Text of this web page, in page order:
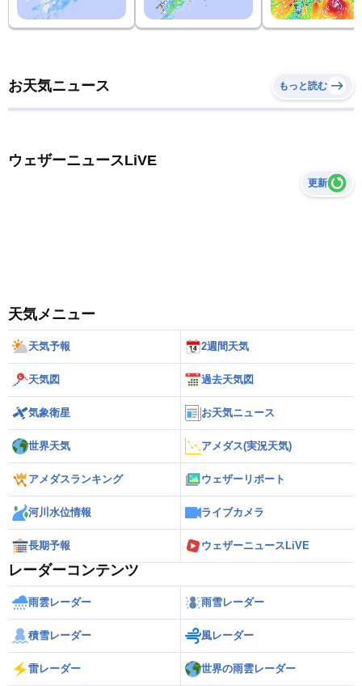
お天気ニュース もっと読む
ウェザーニュースLiVE
更新
天気メニュー
天気予報 2週間天気
天気図 過去天気図
気象衛星 お天気ニュース
世界天気 アメダス(実況天気)
アメダスランキング ウェザーリポート
河川水位情報 ライブカメラ
長期予報 ウェザーニュースLiVE
レーダーコンテンツ
雨雲レーダー 雨雪レーダー
積雪レーダー 風レーダー
雷レーダー 世界の雨雲レーダー